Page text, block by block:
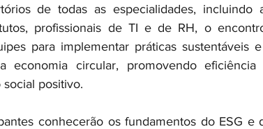
de todas as especialidades, incluindo
profissionais de TI e de RH, o
para implementar práticas sustentáveis
economia circular, promovendo eficiência
positivo.
conhecerão os fundamentos do ESG e